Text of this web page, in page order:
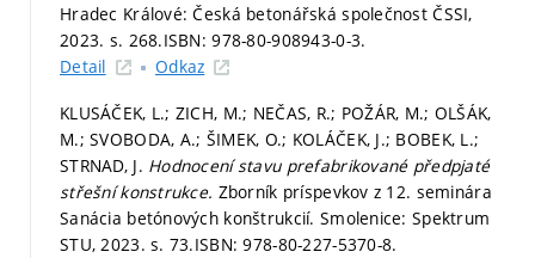
Hradec Králové: Česká betonářská společnost ČSSI,
2023. s. 268.ISBN: 978-80-908943-0-3.
Detail
Odkaz
KLUSÁČEK, L.; ZICH, M.; NEČAS, R.; POŽÁR, M.; OLŠÁK,
M.; SVOBODA, A.; ŠIMEK, O.; KOLÁČEK, J.; BOBEK, L.;
STRNAD, J. Hodnocení stavu prefabrikované předpjaté
střešní konstrukce. Zborník príspevkov z 12. seminára
Sanácia betónových konštrukcií. Smolenice: Spektrum
STU, 2023.s. 73.ISBN: 978-80-227-5370-8.